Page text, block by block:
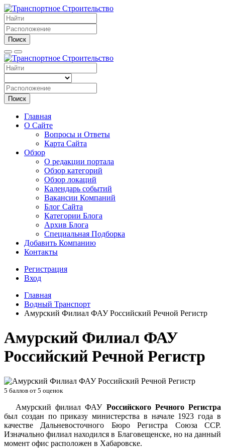
Поиск
Поиск
Главная
О Сайте
Вопросы и Ответы
Карта Сайта
Обзор
О редакции портала
Обзор категорий
Обзор локаций
Календарь событий
Вакансии Компаний
Блог Сайта
Категории Блога
Архив Блога
Специальная Подборка
Добавить Компанию
Контакты
Регистрация
Вход
Главная
Водный Транспорт
Амурский Филиал ФАУ Российский Речной Регистр
Амурский Филиал ФАУ
Российский Речной Регистр
5 баллов от 5 оценок
Амурский филиал ФАУ Российского Речного Регистра
был создан по приказу министерства в начале 1923 года в
качестве Дальневосточного Бюро Регистра Союза ССР.
Изначально филиал находился в Благовещенске, но на данный
момент офис расположен в Хабаровске.